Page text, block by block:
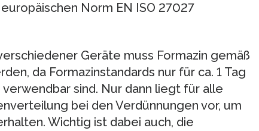
Norm EN ISO 27027
Geräte muss Formazin gemäß
da Formazinstandards nur für ca. 1 Tag
sind. Nur dann liegt für alle
bei den Verdünnungen vor, um
Wichtig ist dabei auch, die